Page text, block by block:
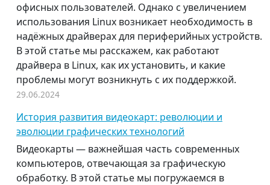
офисных пользователей. Однако с увеличением
использования Linux возникает необходимость в
надёжных драйверах для периферийных устройств.
В этой статье мы расскажем, как работают
драйвера в Linux, как их установить, и какие
проблемы могут возникнуть с их поддержкой.
29.06.2024
История развития видеокарт: революции и
эволюции графических технологий
Видеокарты — важнейшая часть современных
компьютеров, отвечающая за графическую
обработку. В этой статье мы погружаемся в